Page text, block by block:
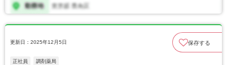
更新日：2025年12月5日 保存する
正社員 調剤薬局